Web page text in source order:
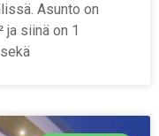
Asunto on
ja siinä on 1